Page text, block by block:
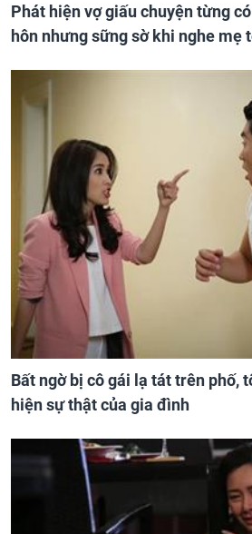
Phát hiện vợ giấu chuyện từng
hôn nhưng sững sờ khi nghe mẹ
Bất ngờ bị cô gái lạ tát trên phố,
hiện sự thật của gia đình